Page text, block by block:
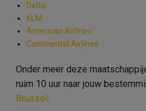
Delta
KLM
American Airlines
Continental Airlines
Onder meer deze
ruim 10 uur naar jouw
Brussel.